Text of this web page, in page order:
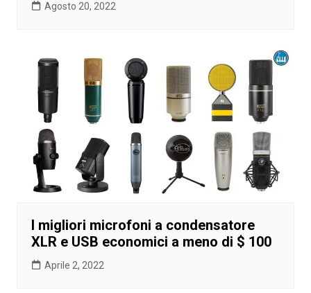
Agosto 20, 2022
I migliori microfoni a condensatore
XLR e USB economici a meno di $ 100
Aprile 2, 2022